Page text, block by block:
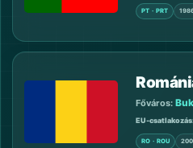
PT · PRT
Főváros:
EU-csatlakozás
RO · ROU